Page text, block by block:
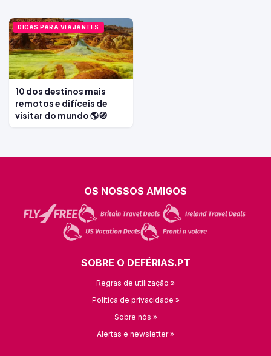
DICAS PARA VIAJANTES
10 dos destinos mais
remotos e difíceis de
visitar do mundo 🌎🧭
OS NOSSOS AMIGOS
SOBRE O DEFÉRIAS.PT
Regras de utilização »
Política de privacidade »
Sobre nós »
Alertas e newsletter »